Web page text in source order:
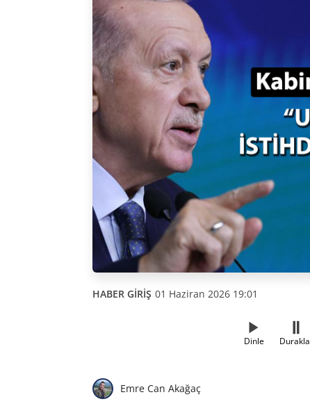
HABER GİRİŞ 01 Haziran 2026 19:01
Dinle
Emre Can Akağaç